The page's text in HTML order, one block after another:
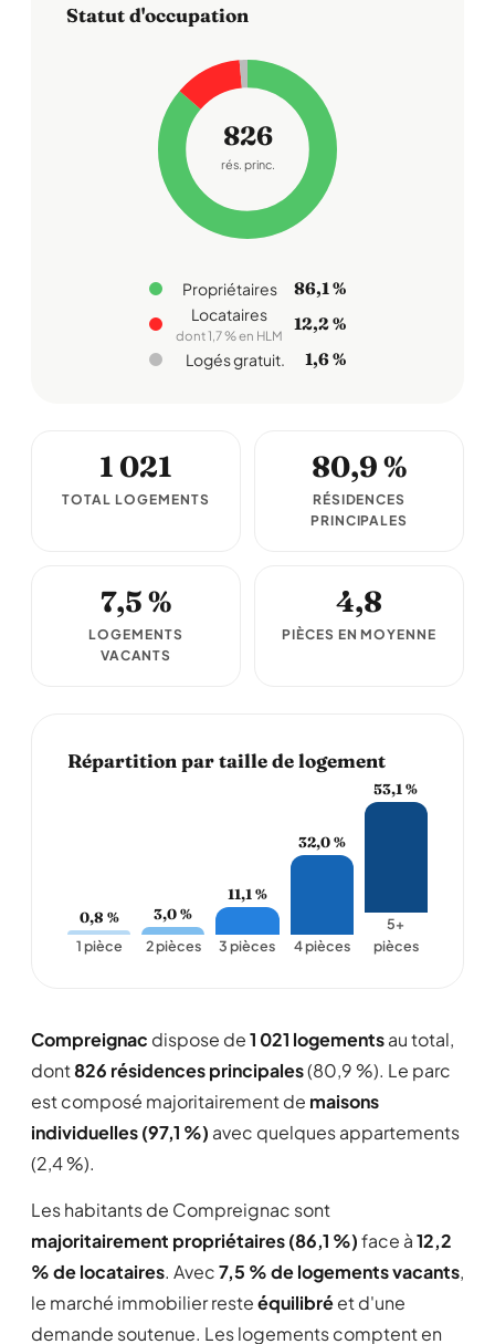
Statut d'occupation
826
rés. princ.
Propriétaires 86,1 %
Locataires
dont 1,7 % en HLM
12,2 %
Logés gratuit. 1,6 %
1 021
TOTAL LOGEMENTS
80,9 %
RÉSIDENCES
PRINCIPALES
7,5 %
LOGEMENTS
VACANTS
4,8
PIÈCES EN MOYENNE
Répartition par taille de logement
0,8 %
1 pièce
3,0 %
2 pièces
11,1 %
3 pièces
32,0 %
4 pièces
53,1 %
5+
pièces
Compreignac dispose de1 021 logementsau total,
dont826 résidences principales(80,9 %). Le parc
est composé majoritairement de maisons
individuelles (97,1 %) avec quelques appartements
(2,4 %).
Les habitants de Compreignac sont
majoritairement propriétaires (86,1 %)face à12,2
% de locataires. Avec7,5 % de logements vacants,
le marché immobilier resteéquilibréet d'une
demande soutenue. Les logements comptent en